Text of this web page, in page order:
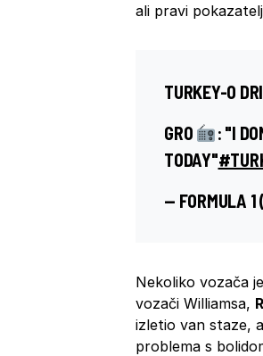
ali pravi
TURKEY-O
GRO
: "I
TODAY"
— FORMULA 1
Nekoliko vozača
vozači Williamsa,
izletio van staze,
problema s